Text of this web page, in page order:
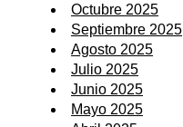
Octubre 2025
Septiembre 2025
Agosto 2025
Julio 2025
Junio 2025
Mayo 2025